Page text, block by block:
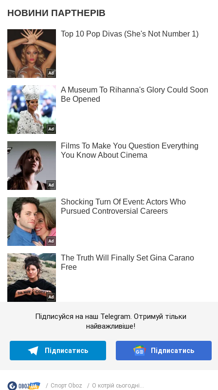
Підписуйся на наш Telegram. Отримуй тільки
найважливіше!
Підписатись Підписатись
Спорт Oboz О котрій сьогодні...